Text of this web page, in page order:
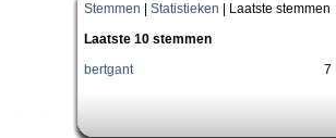
Stemmen Statistieken | Laatste stemmen
Laatste 10 stemmen
bertgant
7